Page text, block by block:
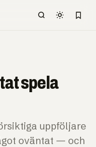
spela
uppföljare
oväntat — och